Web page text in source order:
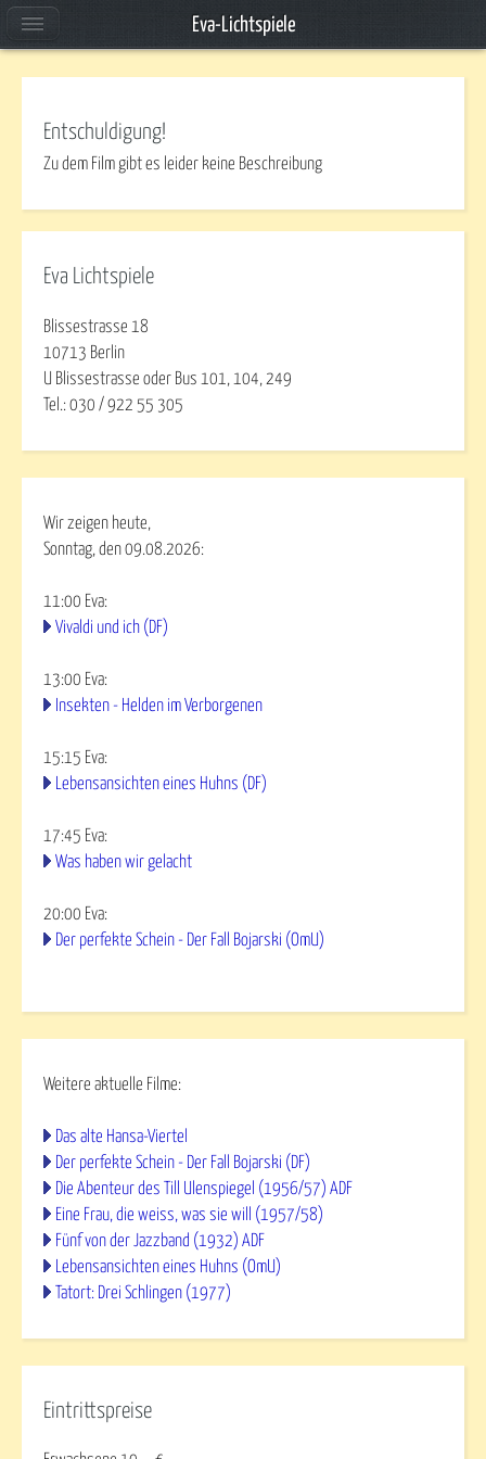
Eva Lichtspiele
Blissestrasse 18
10713 Berlin
U Blissestrasse oder Bus 101, 104, 249
Tel.: 030 / 922 55 305
Wir zeigen heute,
Sonntag, den 09.08.2026:
11:00 Eva:
Vivaldi und ich (DF)
13:00 Eva:
Insekten - Helden im Verborgenen
15:15 Eva:
Lebensansichten eines Huhns (DF)
17:45 Eva:
Was haben wir gelacht
20:00 Eva:
Der perfekte Schein - Der Fall Bojarski (OmU)
Weitere aktuelle Filme:
Das alte Hansa-Viertel
Der perfekte Schein - Der Fall Bojarski (DF)
Die Abenteur des Till Ulenspiegel (1956/57) ADF
Eine Frau, die weiss, was sie will (1957/58)
Fünf von der Jazzband (1932) ADF
Lebensansichten eines Huhns (OmU)
Tatort: Drei Schlingen (1977)
Eintrittspreise
Entschuldigung!
Zu dem Film gibt es leider keine Beschreibung
Eva-Lichtspiele